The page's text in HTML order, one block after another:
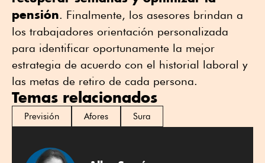
pensión. Finalmente, los asesores brindan a
los trabajadores orientación personalizada
para identificar oportunamente la mejor
estrategia de acuerdo con el historial laboral y
las metas de retiro de cada persona.
Temas relacionados
Previsión Afores Sura